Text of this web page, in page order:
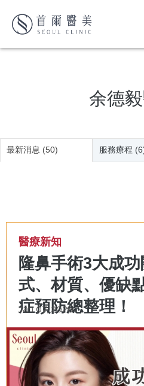
余德
最新消息 (50) 服務療程
醫療新知
隆鼻手術3大成
式、材質、優缺
症預防總整理！
Jan 07, 2026